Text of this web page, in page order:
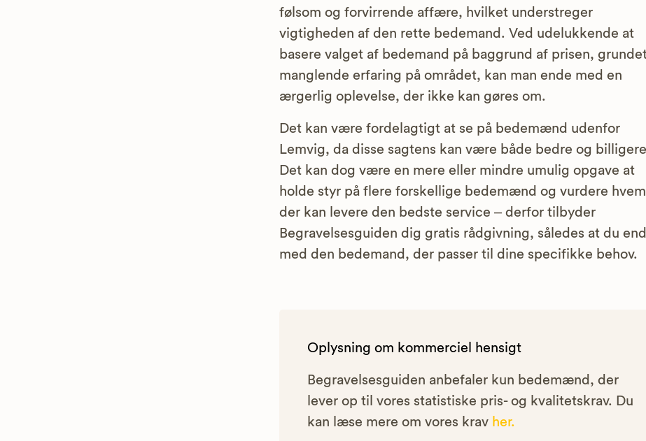
følsom og forvirrende affære, hvilket understreger
vigtigheden af den rette bedemand. Ved udelukkende at
basere valget af bedemand på baggrund af prisen,
manglende erfaring på området, kan man ende med en
ærgerlig oplevelse, der ikke kan gøres om.
Det kan være fordelagtigt at se på bedemænd udenfor
Lemvig, da disse sagtens kan være både bedre og
Det kan dog være en mere eller mindre umulig opgave at
holde styr på flere forskellige bedemænd og vurdere
der kan levere den bedste service – derfor tilbyder
Begravelsesguiden dig gratis rådgivning, således at du
med den bedemand, der passer til dine specifikke behov.
Oplysning om kommerciel hensigt
Begravelsesguiden anbefaler kun bedemænd, der
lever op til vores statistiske pris- og kvalitetskrav. Du
kan læse mere om vores krav her.